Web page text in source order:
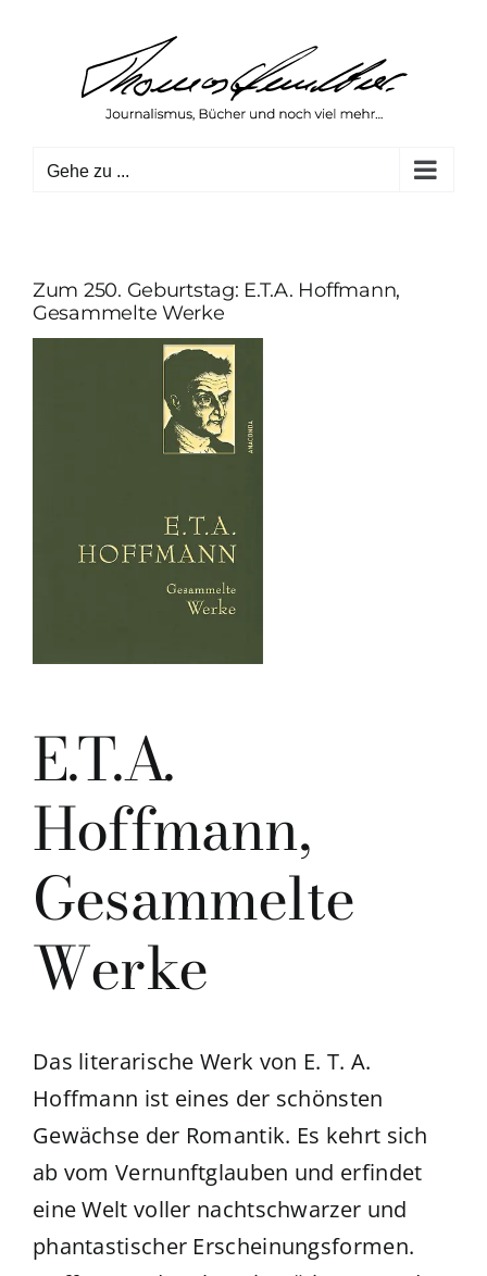
springen
Gehe zu ...
Zum 250. Geburtstag: E.T.A. Hoffmann,
Gesammelte Werke
E.T.A.
Hoffmann,
Gesammelte
Werke
Das literarische Werk von E. T. A.
Hoffmann ist eines der schönsten
Gewächse der Romantik. Es kehrt sich
ab vom Vernunftglauben und erfindet
eine Welt voller nachtschwarzer und
phantastischer Erscheinungsformen.